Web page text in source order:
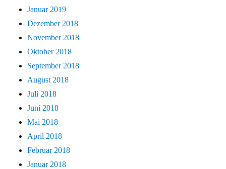
Januar 2019
Dezember 2018
November 2018
Oktober 2018
September 2018
August 2018
Juli 2018
Juni 2018
Mai 2018
April 2018
Februar 2018
Januar 2018